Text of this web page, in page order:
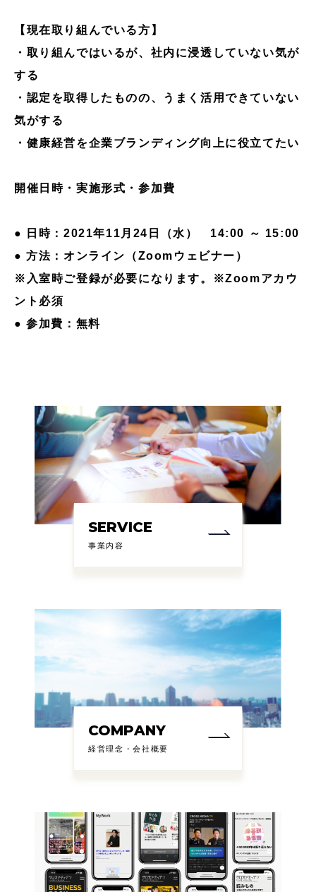
【現在取り組んでいる方】
・取り組んではいるが、社内に浸透していない気が
する
・認定を取得したものの、うまく活用できていない
気がする
・健康経営を企業ブランディング向上に役立てたい
開催日時・実施形式・参加費
● 日時：2021年11月24日（水） 14:00 ～ 15:00
● 方法：オンライン（Zoomウェビナー）
※入室時ご登録が必要になります。※Zoomアカウ
ント必須
● 参加費：無料
SERVICE
事業内容
COMPANY
経営理念・会社概要